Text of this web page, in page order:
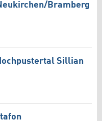
​Bramberg
Sillian